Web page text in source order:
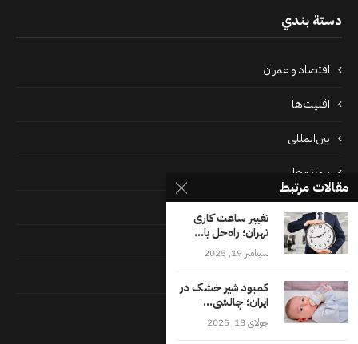
دستة بندي
اقتصاد و عمران
اقلیت‌ها
بین‌المللی
پرونده‌ها
جامعه
دسته بندی نشده
فرهنگ
مقالات مرتبط
تغییر ساعت کاری
تهران؛ راه‌حل یا...
سپتامبر 19, 2025
کمبود شیر خشک در
ایران؛ چالشی...
جولای 18, 2025